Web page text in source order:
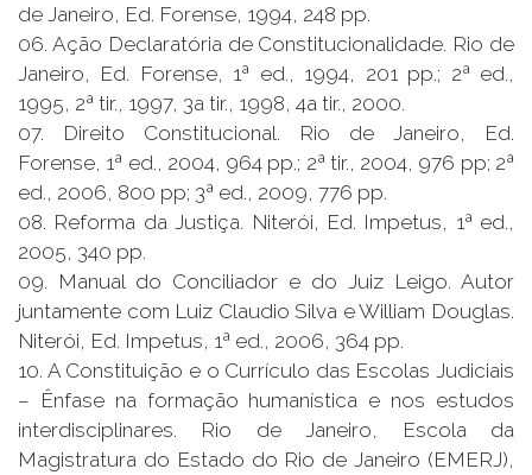
de Janeiro, Ed. Forense, 1994, 248 pp.
06. Ação Declaratória de Constitucionalidade. Rio de
Janeiro, Ed. Forense, 1ª ed., 1994, 201 pp.; 2ª ed.,
1995, 2ª tir., 1997, 3a tir., 1998, 4a tir., 2000.
07. Direito Constitucional. Rio de Janeiro, Ed.
Forense, 1ª ed., 2004, 964 pp.; 2ª tir., 2004, 976 pp; 2ª
ed., 2006, 800 pp; 3ª ed., 2009, 776 pp.
08. Reforma da Justiça. Niterói, Ed. Impetus, 1ª ed.,
2005, 340 pp.
09. Manual do Conciliador e do Juiz Leigo. Autor
juntamente com Luiz Claudio Silva e William Douglas.
Niterói, Ed. Impetus, 1ª ed., 2006, 364 pp.
10. A Constituição e o Currículo das Escolas Judiciais
– Ênfase na formação humanística e nos estudos
interdisciplinares. Rio de Janeiro, Escola da
Magistratura do Estado do Rio de Janeiro (EMERJ),